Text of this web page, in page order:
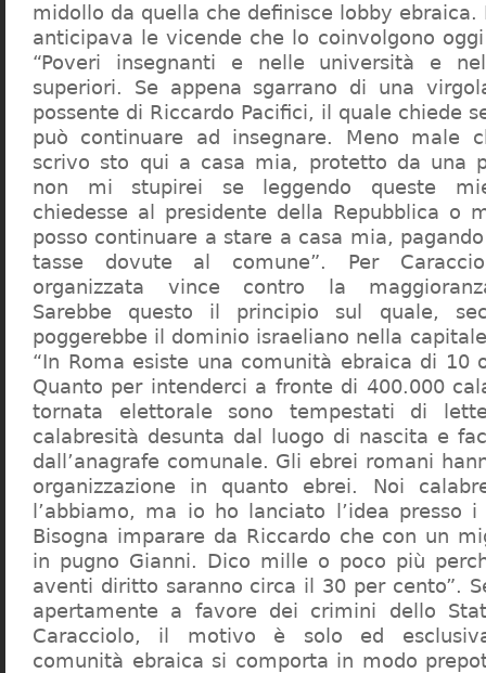
midollo da quella che definisce lobby ebraica.
anticipava le vicende che lo coinvolgono
“Poveri insegnanti e nelle università e
superiori. Se appena sgarrano di una
possente di Riccardo Pacifici, il quale chiede
può continuare ad insegnare. Meno male
scrivo sto qui a casa mia, protetto da una
non mi stupirei se leggendo queste
chiedesse al presidente della Repubblica o
posso continuare a stare a casa mia,
tasse dovute al comune”. Per
organizzata vince contro la
Sarebbe questo il principio sul quale,
poggerebbe il dominio israeliano nella
“In Roma esiste una comunità ebraica di 10
Quanto per intenderci a fronte di 400.000
tornata elettorale sono tempestati di
calabresità desunta dal luogo di nascita e
dall’anagrafe comunale. Gli ebrei romani
organizzazione in quanto ebrei. Noi
l’abbiamo, ma io ho lanciato l’idea presso
Bisogna imparare da Riccardo che con un
in pugno Gianni. Dico mille o poco più
aventi diritto saranno circa il 30 per cento”.
apertamente a favore dei crimini dello
Caracciolo, il motivo è solo ed
comunità ebraica si comporta in modo